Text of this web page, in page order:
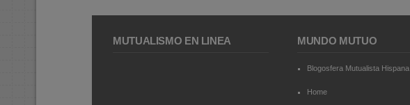
MUTUALISMO EN LÍNEA MUNDO MUTUO
Blogosfera Mutualista Hispana
Home